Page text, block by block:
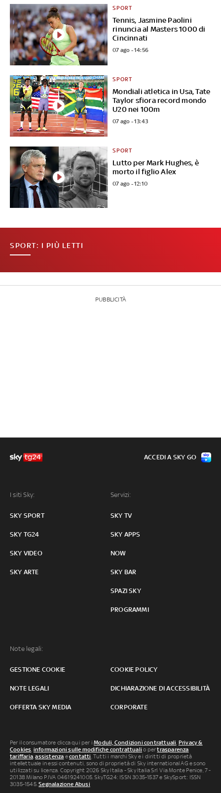
Tennis, Jasmine Paolini
rinuncia al Masters 1000 di
Cincinnati
SPORT
07 ago - 14:56
Mondiali atletica in Usa, Tate
Taylor sfiora record mondo
U20 nei 100m
SPORT
07 ago - 13:43
Lutto per Mark Hughes, è
morto il figlio Alex
SPORT
07 ago - 12:10
SPORT: I PIÙ LETTI
PUBBLICITÀ
I siti Sky:
SKY SPORT
SKY TG24
SKY VIDEO
SKY ARTE
Servizi:
SKY TV
SKY APPS
NOW
SKY BAR
SPAZI SKY
PROGRAMMI
Note legali:
GESTIONE COOKIE COOKIE POLICY
NOTE LEGALI DICHIARAZIONE DI ACCESSIBILITÀ
OFFERTA SKY MEDIA CORPORATE
ACCEDI A SKY GO
Per il consumatore clicca qui per iModuli, Condizioni contrattuali Privacy &
Cookies informazioni sulle modifiche contrattuali o pertrasparenza
tariffaria ,assistenza econtatti . Tutti i marchi Sky e i diritti di proprietà
intellettuale in essi contenuti, sono di proprietà di Sky international AG e sono
utilizzati su licenza. Copyright 2026 Sky Italia - Sky Italia Srl Via Monte Penice, 7 -
20138 Milano P.IVA 04619241005. SkyTG24: ISSN 3035-1537 e SkySport: ISSN
3035-1545.Segnalazione Abusi